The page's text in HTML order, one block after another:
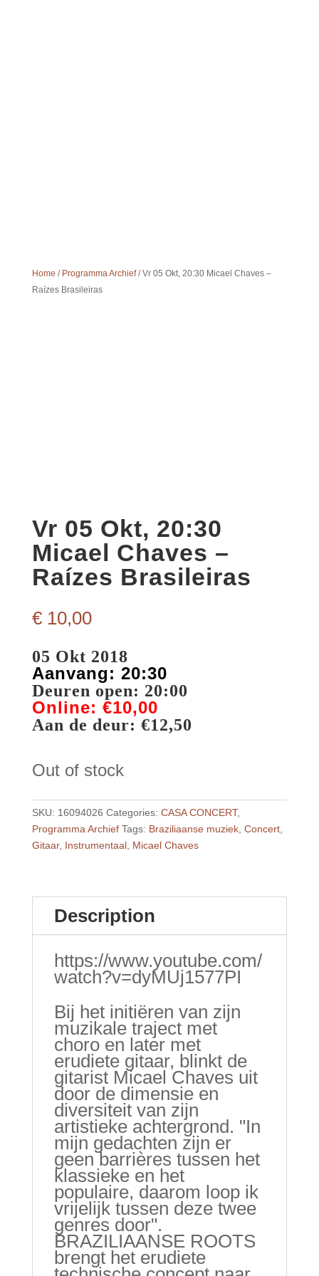
Home / Programma Archief/ Vr 05 Okt, 20:30 Micael Chaves –
Raízes Brasileiras
Vr 05 Okt, 20:30
Micael Chaves –
Raízes Brasileiras
€10,00
05 Okt 2018
Aanvang: 20:30
Deuren open: 20:00
Online: €10,00
Aan de deur: €12,50
Out of stock
SKU: 16094026 Categories: CASA CONCERT,
Programma Archief Tags: Braziliaanse muziek, Concert,
Gitaar, Instrumentaal, Micael Chaves
Description
https://www.youtube.com/
watch?v=dyMUj1577PI
Bij het initiëren van zijn
muzikale traject met
choro en later met
erudiete gitaar, blinkt de
gitarist Micael Chaves uit
door de dimensie en
diversiteit van zijn
artistieke achtergrond. "In
mijn gedachten zijn er
geen barrières tussen het
klassieke en het
populaire, daarom loop ik
vrijelijk tussen deze twee
genres door".
BRAZILIAANSE ROOTS
brengt het erudiete